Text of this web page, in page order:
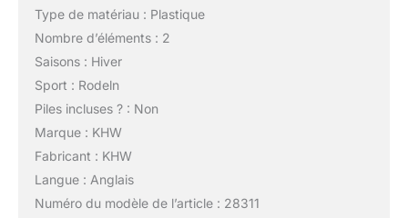
Type de matériau : Plastique
Nombre d’éléments : 2
Saisons : Hiver
Sport : Rodeln
Piles incluses ? : Non
Marque : KHW
Fabricant : KHW
Langue : Anglais
Numéro du modèle de l’article : 28311